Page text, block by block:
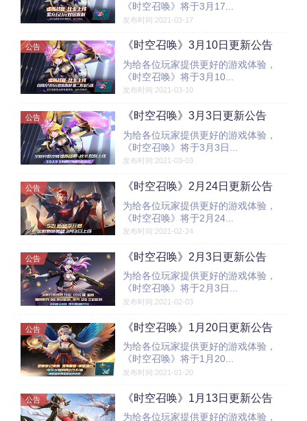
《时空召唤》将于3月17...
发布时间:2021-03-17
公告 《时空召唤》3月10日更新公告
为给各位玩家提供更好的游戏体验，
《时空召唤》将于3月10...
发布时间:2021-03-10
公告 《时空召唤》3月3日更新公告
为给各位玩家提供更好的游戏体验，
《时空召唤》将于3月3日...
发布时间:2021-03-03
公告 《时空召唤》2月24日更新公告
为给各位玩家提供更好的游戏体验，
《时空召唤》将于2月24...
发布时间:2021-02-24
公告 《时空召唤》2月3日更新公告
为给各位玩家提供更好的游戏体验，
《时空召唤》将于2月3日...
发布时间:2021-02-03
公告 《时空召唤》1月20日更新公告
为给各位玩家提供更好的游戏体验，
《时空召唤》将于1月20...
发布时间:2021-01-20
公告 《时空召唤》1月13日更新公告
为给各位玩家提供更好的游戏体验，